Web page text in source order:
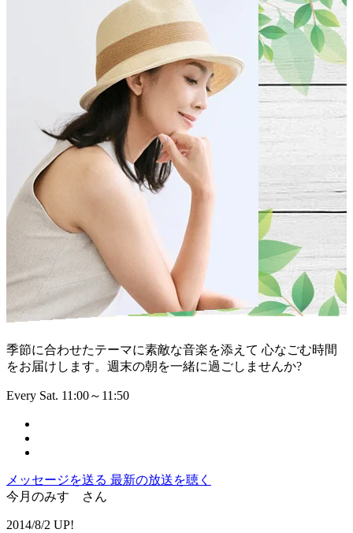
季節に合わせたテーマに素敵な音楽を添えて 心なごむ時間
をお届けします。週末の朝を一緒に過ごしませんか?
Every Sat. 11:00～11:50
メッセージを送る 最新の放送を聴く
今月のみすゞさん
2014/8/2 UP!